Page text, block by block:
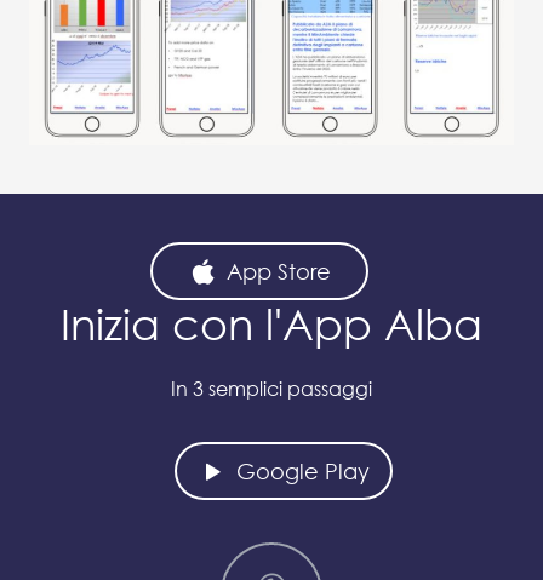
App Store
Inizia con l'App Alba
In 3 semplici passaggi
Google Play